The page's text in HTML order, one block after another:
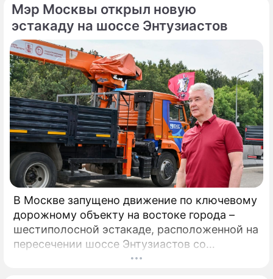
Мэр Москвы открыл новую
эстакаду на шоссе Энтузиастов
В Москве запущено движение по ключевому
дорожному объекту на востоке города –
шестиполосной эстакаде, расположенной на
пересечении шоссе Энтузиастов со
Свободным проспектом и Большим